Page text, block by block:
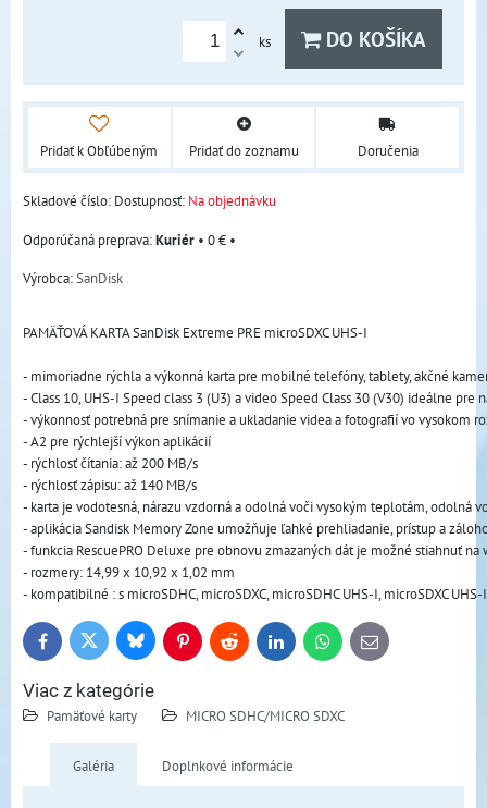
ks DO KOŠÍKA
Pridať k Obľúbeným Pridať do zoznamu Doručenia
Skladové číslo: Dostupnosť: Na objednávku
Kuriér • 0 € •
Výrobca:SanDisk
PAMÄŤOVÁ KARTA SanDisk Extreme PRE microSDXC UHS-I
- mimoriadne rýchla a výkonná karta pre mobilné telefóny, tablety, akčné
- Class 10, UHS-I Speed class 3 (U3) a video Speed Class 30 (V30) ideálne pre
- výkonnosť potrebná pre snímanie a ukladanie videa a fotografií vo vysokom
- A2 pre rýchlejší výkon aplikácií
- rýchlosť čítania: až 200 MB/s
- rýchlosť zápisu: až 140 MB/s
- karta je vodotesná, nárazu vzdorná a odolná voči vysokým teplotám, odolná
- aplikácia Sandisk Memory Zone umožňuje ľahké prehliadanie, prístup a
- funkcia RescuePRO Deluxe pre obnovu zmazaných dát je možné stiahnuť na
- rozmery: 14,99 x 10,92 x 1,02 mm
- kompatibilné : s microSDHC, microSDXC, microSDHC UHS-I, microSDXC UHS-
FacebookTwitter BlueskyPinterestReddit LinkedInWhatsApp
E-
mail
Viac z kategórie
Pamäťové karty MICRO SDHC/MICRO SDXC
Galéria Doplnkové informácie